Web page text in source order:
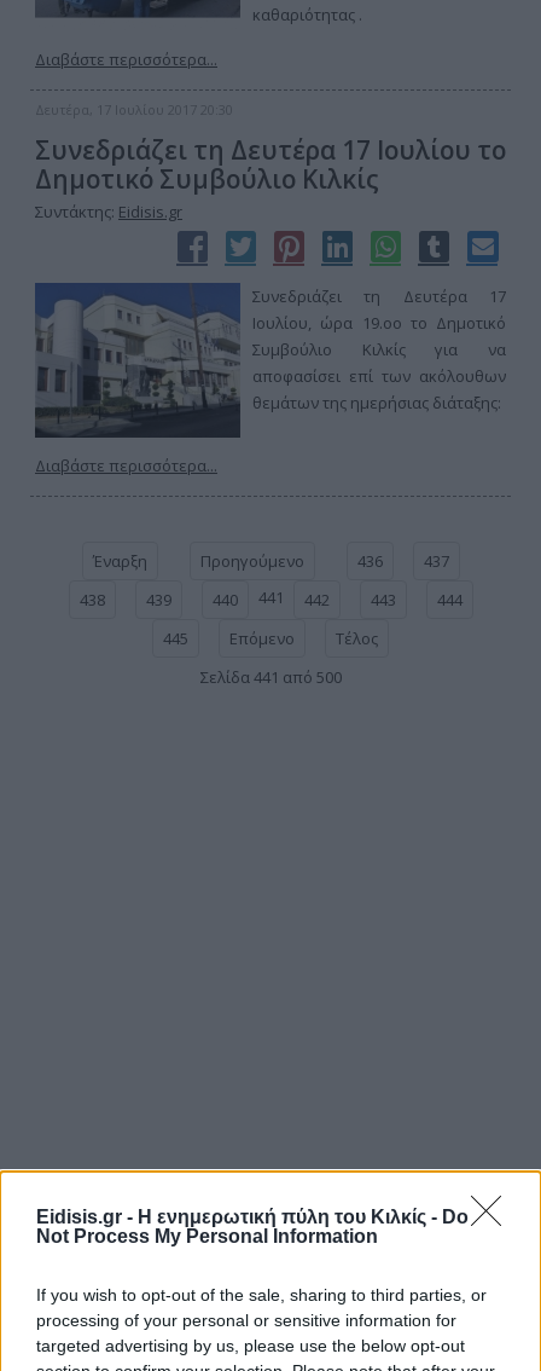
Eidisis.gr - Η ενημερωτική πύλη του Κιλκίς - Do
Not Process My Personal Information
If you wish to opt-out of the sale, sharing to third parties, or
processing of your personal or sensitive information for
targeted advertising by us, please use the below opt-out
καθαριότητας .
Διαβάστε περισσότερα...
Δευτέρα, 17 Ιουλίου 2017 20:30
Συνεδριάζει τη Δευτέρα 17 Ιουλίου το
Δημοτικό Συμβούλιο Κιλκίς
Συντάκτης: Eidisis.gr
Συνεδριάζει τη Δευτέρα 17
Ιουλίου, ώρα 19.οο το Δημοτικό
Συμβούλιο Κιλκίς για να
αποφασίσει επί των ακόλουθων
θεμάτων της ημερήσιας διάταξης:
Διαβάστε περισσότερα...
Έναρξη Προηγούμενο 436
437
438
439 440 441 442 443
444
445
Επόμενο
Τέλος
Σελίδα 441 από 500